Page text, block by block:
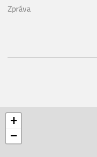
+
−